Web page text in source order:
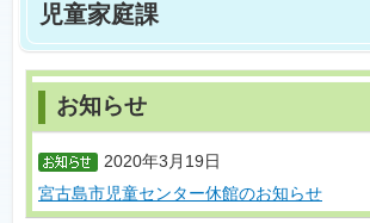
児童家庭課
2020年3月19日
宮古島市児童センター休館のお知らせ